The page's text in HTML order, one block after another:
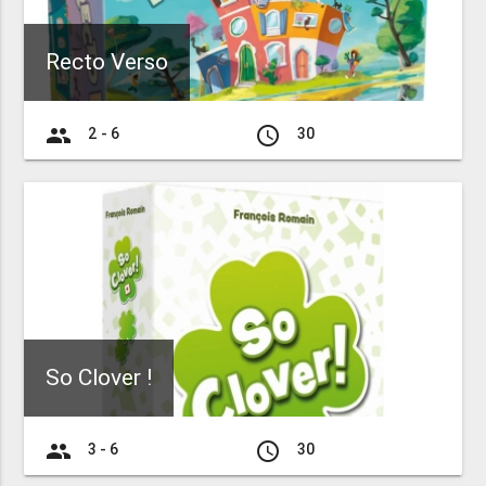
Recto Verso
group 2 - 6 access_time 30
So Clover !
group 3 - 6 access_time 30